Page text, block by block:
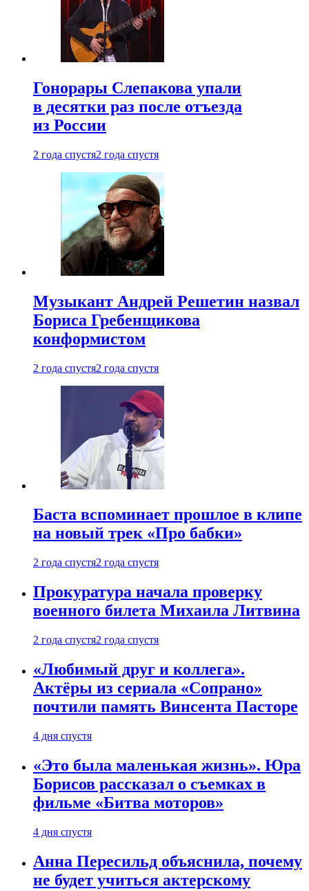
Гонорары Слепакова упали
в десятки раз после отъезда
из России
2 года спустя2 года спустя
Музыкант Андрей Решетин назвал
Бориса Гребенщикова
конформистом
2 года спустя2 года спустя
Баста вспоминает прошлое в клипе
на новый трек «Про бабки»
2 года спустя2 года спустя
Прокуратура начала проверку
военного билета Михаила Литвина
2 года спустя2 года спустя
«Любимый друг и коллега».
Актёры из сериала «Сопрано»
почтили память Винсента Пасторе
4 дня спустя
«Это была маленькая жизнь». Юра
Борисов рассказал о съемках в
фильме «Битва моторов»
4 дня спустя
Анна Пересильд объяснила, почему
не будет учиться актерскому